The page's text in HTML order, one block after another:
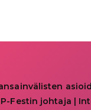
Festin johtaja | I